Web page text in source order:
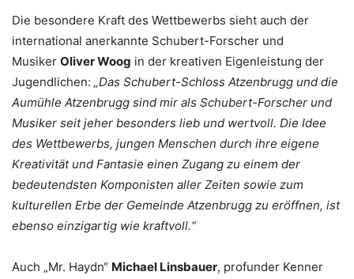
Die besondere Kraft des Wettbewerbs sieht auch der
international anerkannte Schubert-Forscher und
Musiker Oliver Woog in der kreativen Eigenleistung der
Jugendlichen: „Das Schubert-Schloss Atzenbrugg und die
Aumühle Atzenbrugg sind mir als Schubert-Forscher und
Musiker seit jeher besonders lieb und wertvoll. Die Idee
des Wettbewerbs, jungen Menschen durch ihre eigene
Kreativität und Fantasie einen Zugang zu einem der
bedeutendsten Komponisten aller Zeiten sowie zum
kulturellen Erbe der Gemeinde Atzenbrugg zu eröffnen, ist
ebenso einzigartig wie kraftvoll.“
Auch „Mr. Haydn“ Michael Linsbauer, profunder Kenner